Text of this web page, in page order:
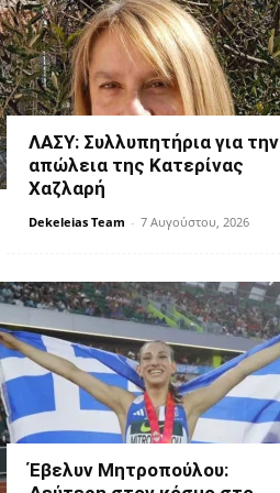
ΛΑΣΥ: Συλλυπητήρια για την
απώλεια της Κατερίνας
Χαζλαρή
Dekeleias Team - 7 Αυγούστου, 2026
Έβελυν Μητροπούλου: